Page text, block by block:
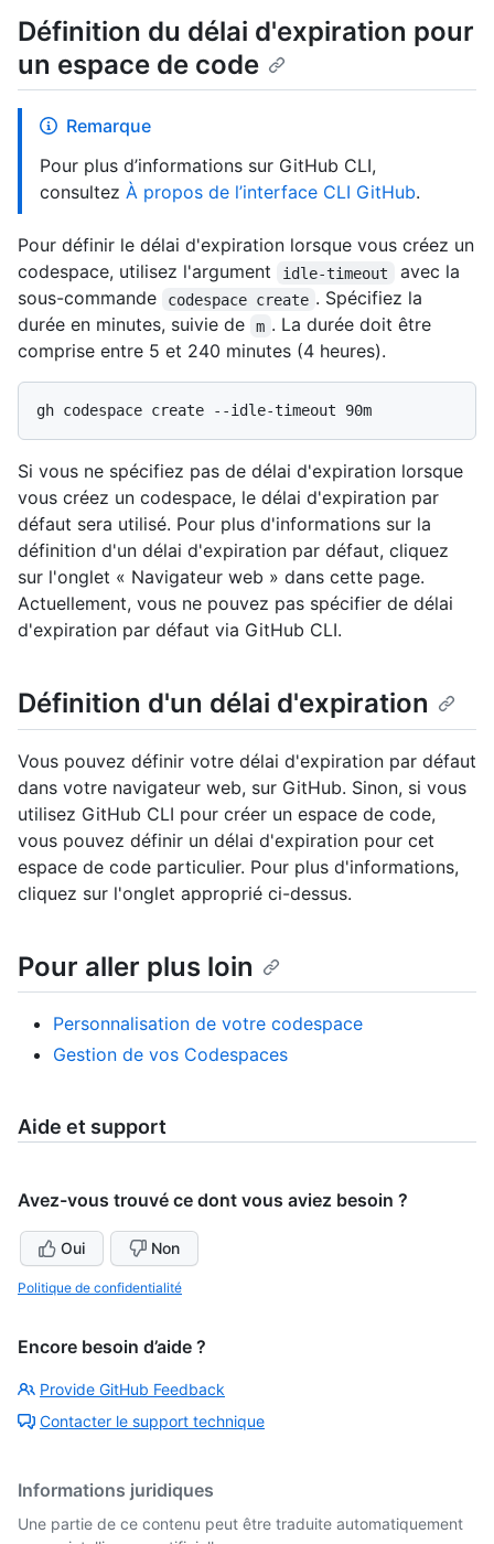
Définition du délai d'expiration pour
un espace de code
Remarque
Pour plus d’informations sur GitHub CLI,
consultez À propos de l’interface CLI GitHub.
Pour définir le délai d'expiration lorsque vous créez un
codespace, utilisez l'argument
idle-timeout
avec la
sous-commande
codespace create . Spécifiez la
durée en minutes, suivie de
m . La durée doit être
comprise entre 5 et 240 minutes (4 heures).
Si vous ne spécifiez pas de délai d'expiration lorsque
vous créez un codespace, le délai d'expiration par
défaut sera utilisé. Pour plus d'informations sur la
définition d'un délai d'expiration par défaut, cliquez
sur l'onglet « Navigateur web » dans cette page.
Actuellement, vous ne pouvez pas spécifier de délai
d'expiration par défaut via GitHub CLI.
Définition d'un délai d'expiration
Vous pouvez définir votre délai d'expiration par défaut
dans votre navigateur web, sur GitHub. Sinon, si vous
utilisez GitHub CLI pour créer un espace de code,
vous pouvez définir un délai d'expiration pour cet
espace de code particulier. Pour plus d'informations,
cliquez sur l'onglet approprié ci-dessus.
Pour aller plus loin
Personnalisation de votre codespace
Gestion de vos Codespaces
Aide et support
Avez-vous trouvé ce dont vous aviez besoin ?
Oui Non
Politique de confidentialité
Encore besoin d’aide ?
Provide GitHub Feedback
Contacter le support technique
Informations juridiques
Une partie de ce contenu peut être traduite automatiquement